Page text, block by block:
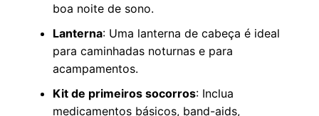
boa noite de sono.
Lanterna: Uma lanterna de cabeça é ideal
para caminhadas noturnas e para
acampamentos.
Kit de primeiros socorros: Inclua
medicamentos básicos, band-aids,